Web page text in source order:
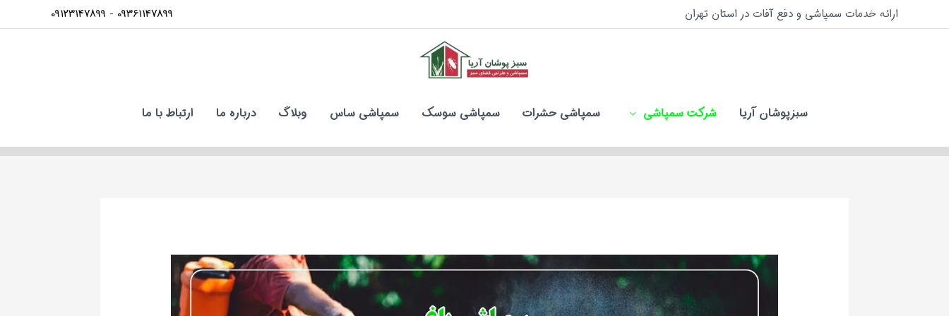
به
ارائه خدمات سمپاشی و دفع آفات در استان تهران 09361147899
-
09123147899
سبزپوشان آریا شرکت سمپاشی سمپاشی حشرات سمپاشی سوسک سمپاشی ساس وبلاگ درباره ما ارتباط با ما